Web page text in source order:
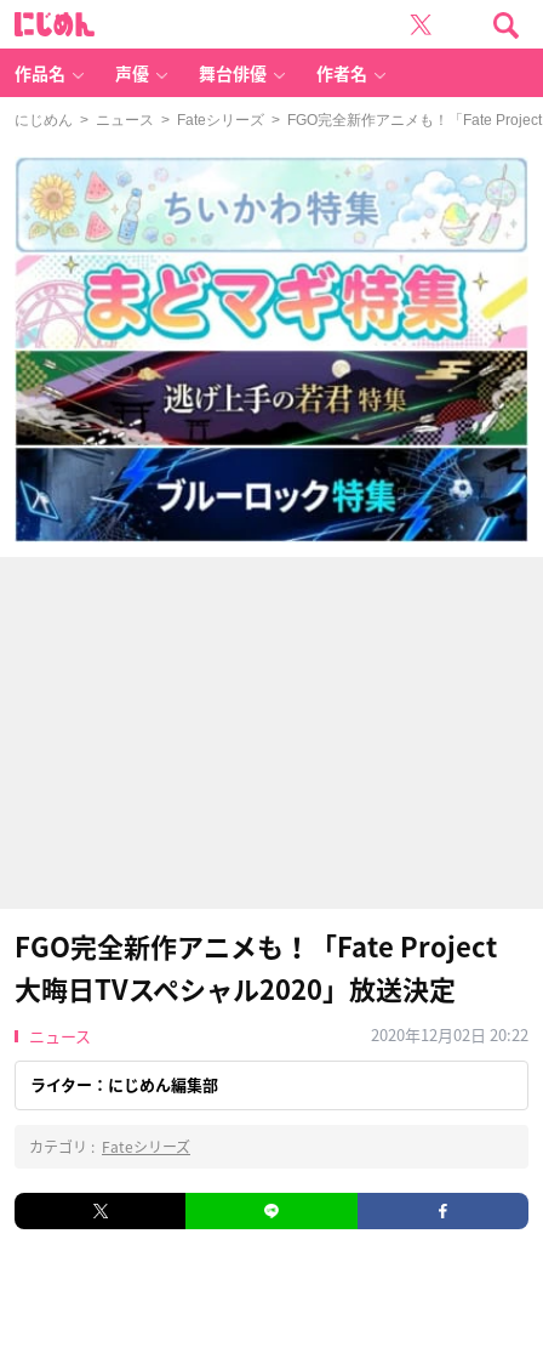
作品名 声優 舞台俳優 作者名
にじめん > ニュース > Fateシリーズ > FGO完全新作アニメも！「Fate
FGO完全新作アニメも！「Fate Project
大晦日TVスペシャル2020」放送決定
ニュース 2020年12月02日 20:22
ライター：にじめん編集部
カテゴリ : Fateシリーズ